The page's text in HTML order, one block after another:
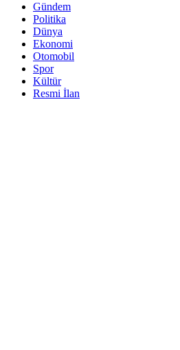
Gündem
Politika
Dünya
Ekonomi
Otomobil
Spor
Kültür
Resmi İlan